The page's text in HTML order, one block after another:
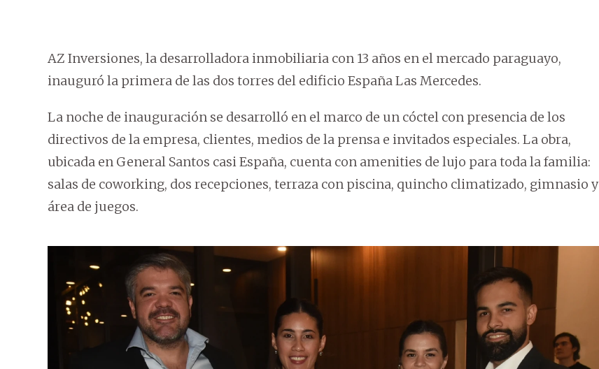
AZ Inversiones, la desarrolladora inmobiliaria con 13 años en el mercado paraguayo,
inauguró la primera de las dos torres del edificio España Las Mercedes.
La noche de inauguración se desarrolló en el marco de un cóctel con presencia de los
directivos de la empresa, clientes, medios de la prensa e invitados especiales. La obra,
ubicada en General Santos casi España, cuenta con amenities de lujo para toda la familia:
salas de coworking, dos recepciones, terraza con piscina, quincho climatizado, gimnasio y
área de juegos.